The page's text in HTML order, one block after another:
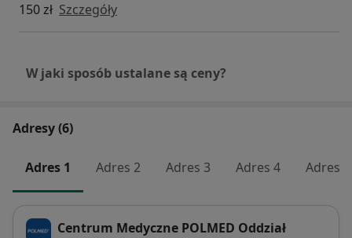
150 zł Szczegóły
W jaki sposób ustalane są ceny?
Adresy (6)
Adres 1 Adres 2 Adres 3 Adres 4 Adres 5
Centrum Medyczne POLMED Oddział